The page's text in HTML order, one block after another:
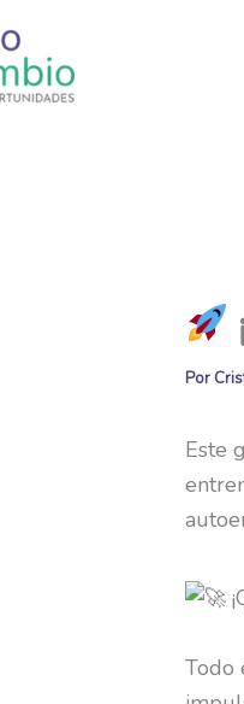
Por
Este
Todo